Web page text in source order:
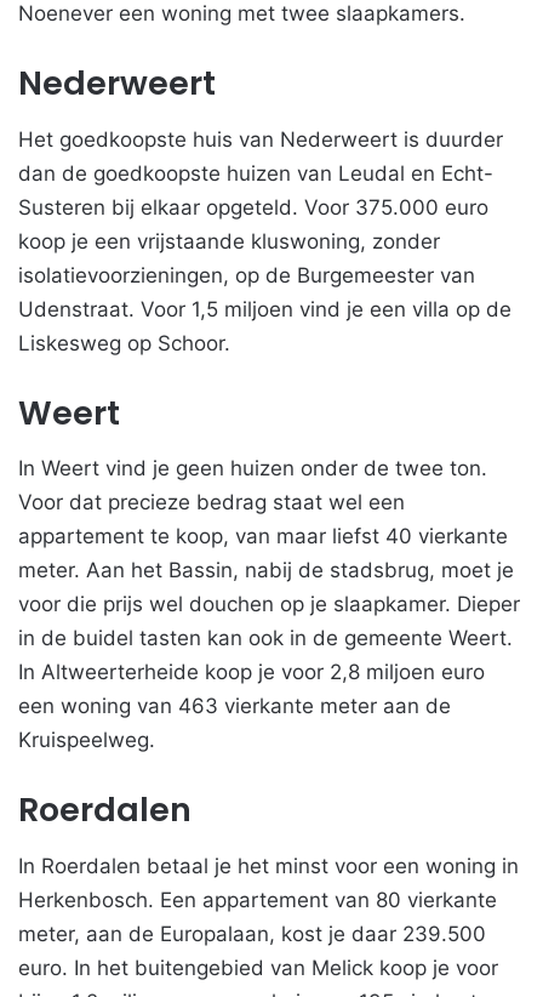
Noenever een woning met twee slaapkamers.
Nederweert
Het goedkoopste huis van Nederweert is duurder
dan de goedkoopste huizen van Leudal en Echt-
Susteren bij elkaar opgeteld. Voor 375.000 euro
koop je een vrijstaande kluswoning, zonder
isolatievoorzieningen, op de Burgemeester van
Udenstraat. Voor 1,5 miljoen vind je een villa op de
Liskesweg op Schoor.
Weert
In Weert vind je geen huizen onder de twee ton.
Voor dat precieze bedrag staat wel een
appartement te koop, van maar liefst 40 vierkante
meter. Aan het Bassin, nabij de stadsbrug, moet je
voor die prijs wel douchen op je slaapkamer. Dieper
in de buidel tasten kan ook in de gemeente Weert.
In Altweerterheide koop je voor 2,8 miljoen euro
een woning van 463 vierkante meter aan de
Kruispeelweg.
Roerdalen
In Roerdalen betaal je het minst voor een woning in
Herkenbosch. Een appartement van 80 vierkante
meter, aan de Europalaan, kost je daar 239.500
euro. In het buitengebied van Melick koop je voor